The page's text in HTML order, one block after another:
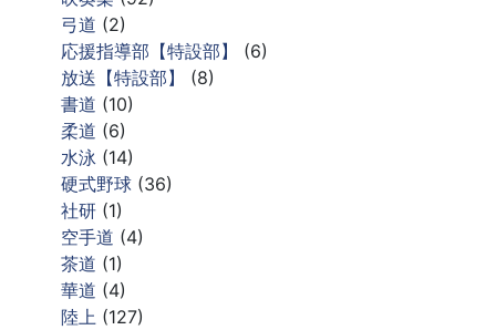
弓道 (2)
応援指導部【特設部】
(6)
放送【特設部】
(8)
書道 (10)
柔道 (6)
水泳 (14)
硬式野球 (36)
社研 (1)
空手道 (4)
茶道 (1)
華道 (4)
陸上 (127)